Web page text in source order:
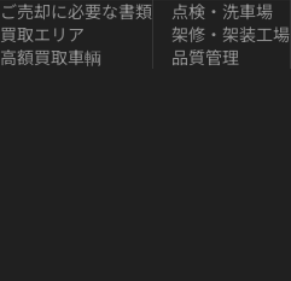
ご売却に必要な書類
買取エリア
高額買取車輌
点検・洗車場
架修・架装工場
品質管理